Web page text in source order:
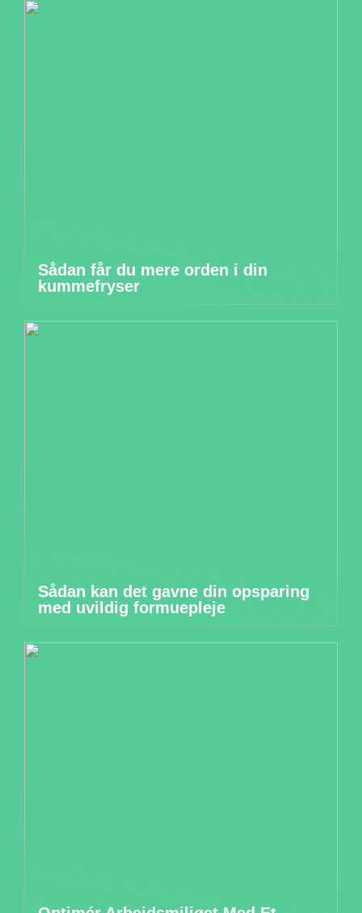
Sådan får du mere orden i din
kummefryser
Sådan kan det gavne din opsparing
med uvildig formuepleje